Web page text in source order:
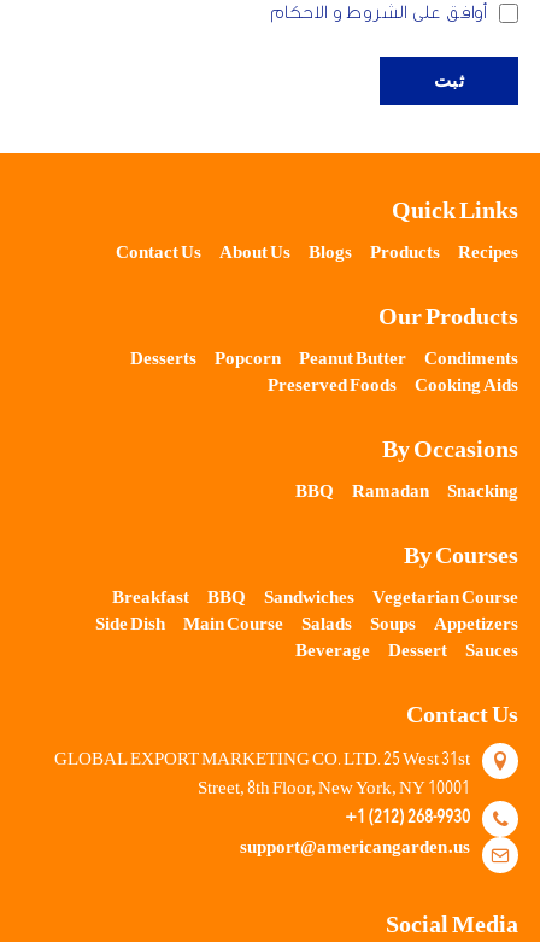
أوافق على الشروط و الاحكام
ثبت
Quick Links
Recipes
Products
Blogs
About Us
Contact Us
Our Products
Condiments
Peanut Butter
Popcorn
Desserts
Cooking Aids
Preserved Foods
By Occasions
Snacking
Ramadan
BBQ
By Courses
Vegetarian Course
Sandwiches
BBQ
Breakfast
Appetizers
Soups
Salads
Main Course
Side Dish
Sauces
Dessert
Beverage
Contact Us
GLOBAL EXPORT MARKETING CO. LTD.25West31st
Street,8th Floor, New York, NY10001
+1 (212) 268-9930
support@americangarden.us
Social Media